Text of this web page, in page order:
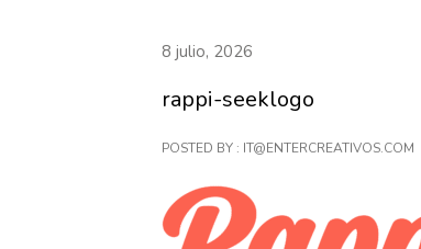
8 julio, 2026
rappi-seeklogo
POSTED BY : IT@ENTERCREATIVOS.COM